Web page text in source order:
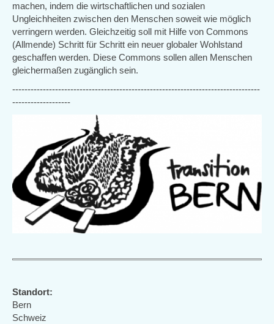
machen, indem die wirtschaftlichen und sozialen
Ungleichheiten zwischen den Menschen soweit wie möglich
verringern werden. Gleichzeitig soll mit Hilfe von Commons
(Allmende) Schritt für Schritt ein neuer globaler Wohlstand
geschaffen werden. Diese Commons sollen allen Menschen
gleichermaßen zugänglich sein.
---------------------------------------------------------------------------------
-------------------
Standort:
Bern
Schweiz